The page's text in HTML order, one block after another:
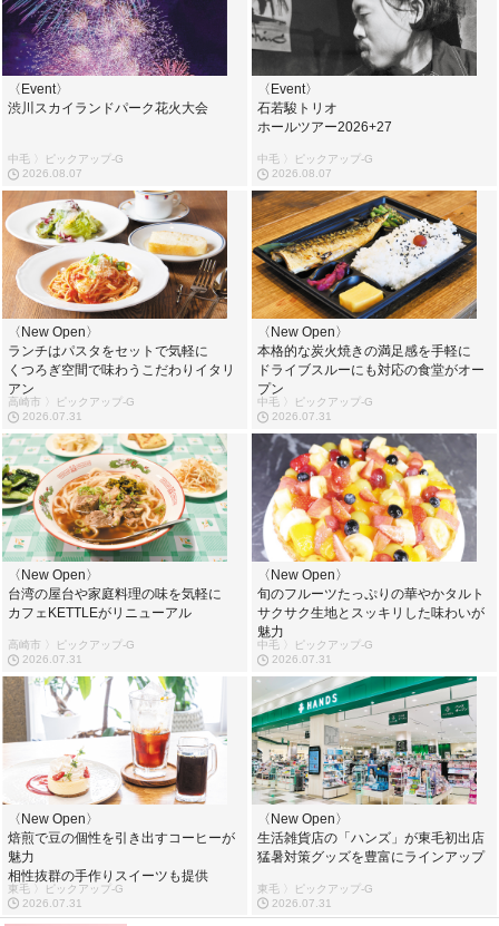
〈Event〉
渋川スカイランドパーク花火大会
中毛 〉ピックアップ-G
2026.08.07
〈Event〉
石若駿トリオ
ホールツアー2026+27
中毛 〉ピックアップ-G
2026.08.07
〈New Open〉
ランチはパスタをセットで気軽に
くつろぎ空間で味わうこだわりイタリ
アン
高崎市 〉ピックアップ-G
2026.07.31
〈New Open〉
本格的な炭火焼きの満足感を手軽に
ドライブスルーにも対応の食堂がオー
プン
中毛 〉ピックアップ-G
2026.07.31
〈New Open〉
台湾の屋台や家庭料理の味を気軽に
カフェKETTLEがリニューアル
高崎市 〉ピックアップ-G
2026.07.31
〈New Open〉
旬のフルーツたっぷりの華やかタルト
サクサク生地とスッキリした味わいが
魅力
中毛 〉ピックアップ-G
2026.07.31
〈New Open〉
焙煎で豆の個性を引き出すコーヒーが
魅力
相性抜群の手作りスイーツも提供
東毛 〉ピックアップ-G
2026.07.31
〈New Open〉
生活雑貨店の「ハンズ」が東毛初出店
猛暑対策グッズを豊富にラインアップ
東毛 〉ピックアップ-G
2026.07.31